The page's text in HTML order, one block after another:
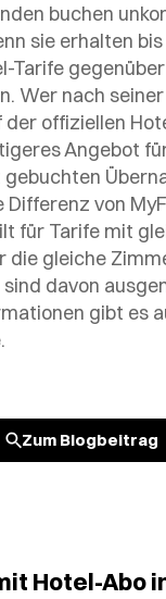
buchen
sie erhalten
Tarife gegenüber
Wer nach
der offiziellen
Angebot
von
für Tarife mit
die gleiche
davon
gibt es
Zum Blogbeitrag
Hotel-Abo